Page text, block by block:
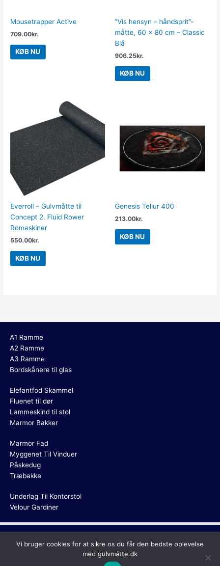
Mousetrapper Active
709.00kr.
KØB NU
“Vis hensyn – håndsprit”-
måtte, 60 x 80 cm – Classic
Blå
906.25kr.
KØB NU
Everroll – Gulvmåtte til
Concept 2. Fluid Rower
Romaskiner
550.00kr.
KØB NU
Genesis Tellur 400
213.00kr.
KØB NU
A1 Ramme
A2 Ramme
A3 Ramme
Bordskånere til glas
Elefantfod Skammel
Fluenet til dør
Lammeskind til stol
Marmor Bakker
Marmor Fad
Myggenet Til Vinduer
Påskedug
Træbakke
Underlag Til Kontorstol
Velour Gardiner
Copyright © 2026 Gulvmåtte
Vi bruger cookies for at sikre os du får den bedste oplevelse
med gulvmåtte.dk